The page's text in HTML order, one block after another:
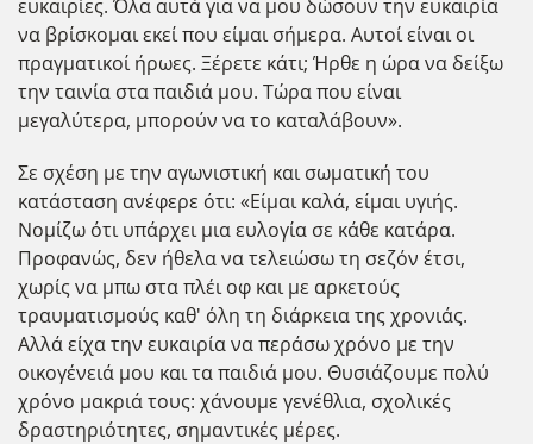
ευκαιρίες. Όλα αυτά για να μου δώσουν την ευκαιρία
να βρίσκομαι εκεί που είμαι σήμερα. Αυτοί είναι οι
πραγματικοί ήρωες. Ξέρετε κάτι; Ήρθε η ώρα να δείξω
την ταινία στα παιδιά μου. Τώρα που είναι
μεγαλύτερα, μπορούν να το καταλάβουν».
Σε σχέση με την αγωνιστική και σωματική του
κατάσταση ανέφερε ότι: «Είμαι καλά, είμαι υγιής.
Νομίζω ότι υπάρχει μια ευλογία σε κάθε κατάρα.
Προφανώς, δεν ήθελα να τελειώσω τη σεζόν έτσι,
χωρίς να μπω στα πλέι οφ και με αρκετούς
τραυματισμούς καθ' όλη τη διάρκεια της χρονιάς.
Αλλά είχα την ευκαιρία να περάσω χρόνο με την
οικογένειά μου και τα παιδιά μου. Θυσιάζουμε πολύ
χρόνο μακριά τους: χάνουμε γενέθλια, σχολικές
δραστηριότητες, σημαντικές μέρες.